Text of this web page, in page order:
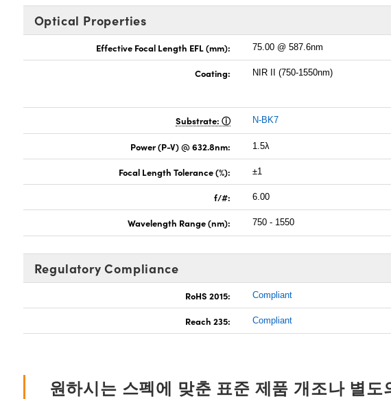
Optical Properties
Effective Focal Length EFL (mm): 75.00 @ 587.6nm
Coating: NIR II (750-1550nm)
Substrate: N-BK7
Power (P-V) @ 632.8nm: 1.5λ
Focal Length Tolerance (%): ±1
f/#: 6.00
Wavelength Range (nm): 750 - 1550
Regulatory Compliance
RoHS 2015: Compliant
Reach 235: Compliant
원하시는 스펙에 맞춘 표준 제품 개조나 별